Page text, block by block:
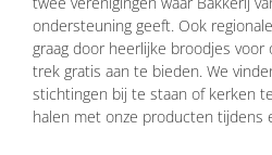
ondersteuning geeft. Ook
graag door heerlijke broodjes
trek gratis aan te bieden. We
stichtingen bij te staan of kerken
halen met onze producten tijdens